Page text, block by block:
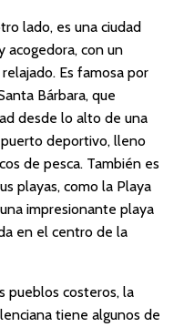
lado, es una ciudad
acogedora, con un
Es famosa por
Bárbara, que
desde lo alto de una
deportivo, lleno
de pesca. También es
playas, como la Playa
impresionante playa
en el centro de la
pueblos costeros, la
tiene algunos de